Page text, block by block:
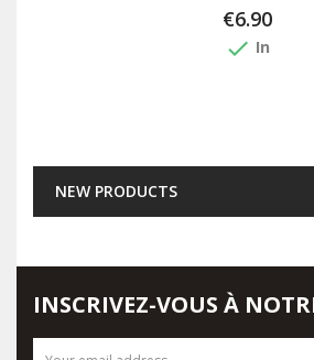
€6.90
done In
NEW PRODUCTS